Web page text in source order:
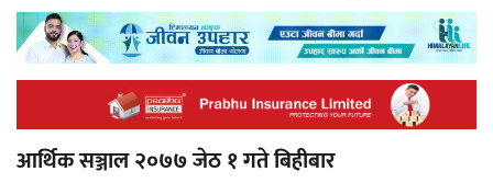
आर्थिक सञ्जाल २०७७ जेठ १ गते बिहीबार